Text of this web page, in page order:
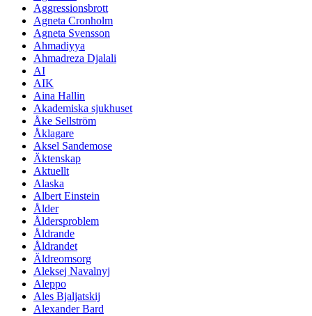
Aggressionsbrott
Agneta Cronholm
Agneta Svensson
Ahmadiyya
Ahmadreza Djalali
AI
AIK
Aina Hallin
Akademiska sjukhuset
Åke Sellström
Åklagare
Aksel Sandemose
Äktenskap
Aktuellt
Alaska
Albert Einstein
Ålder
Åldersproblem
Åldrande
Åldrandet
Äldreomsorg
Aleksej Navalnyj
Aleppo
Ales Bjaljatskij
Alexander Bard